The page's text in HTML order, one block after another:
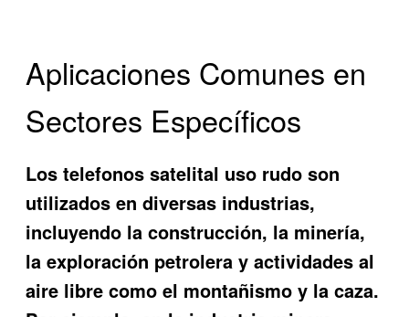
Aplicaciones Comunes en
Sectores Específicos
Lostelefonos satelital uso rudo son
utilizados en diversas industrias,
incluyendo la construcción, la minería,
la exploración petrolera y actividades al
aire libre como el montañismo y la caza.